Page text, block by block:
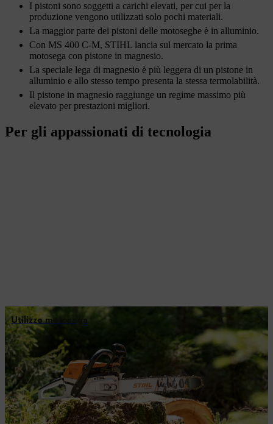
I pistoni sono soggetti a carichi elevati, per cui per la
produzione vengono utilizzati solo pochi materiali.
La maggior parte dei pistoni delle motoseghe è in alluminio.
Con MS 400 C-M, STIHL lancia sul mercato la prima
motosega con pistone in magnesio.
La speciale lega di magnesio è più leggera di un pistone in
alluminio e allo stesso tempo presenta la stessa termolabilità.
Il pistone in magnesio raggiunge un regime massimo più
elevato per prestazioni migliori.
Per gli appassionati di tecnologia
Utilizzo motosega